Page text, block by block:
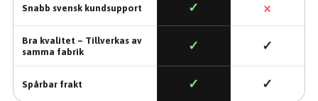
Snabb svensk kundsupport ✓ ×
Bra kvalitet – Tillverkas av
samma fabrik
✓ ✓
Spårbar frakt ✓ ✓